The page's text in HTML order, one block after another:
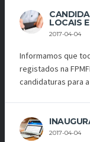
LOCAIS
2017-04-04
Informamos que
registados na
candidaturas para
2017-04-04